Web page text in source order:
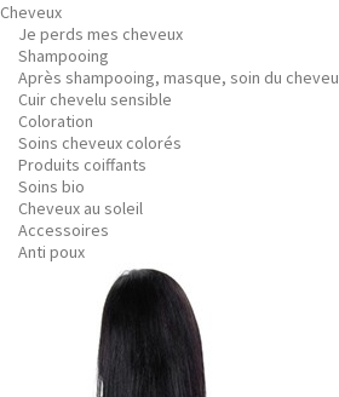
Cheveux
Je perds mes cheveux
Shampooing
Après shampooing, masque, soin du cheveu
Cuir chevelu sensible
Coloration
Soins cheveux colorés
Produits coiffants
Soins bio
Cheveux au soleil
Accessoires
Anti poux